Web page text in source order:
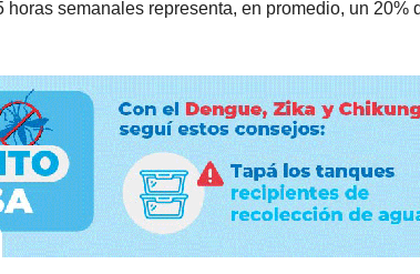
horas semanales representa, en promedio, un